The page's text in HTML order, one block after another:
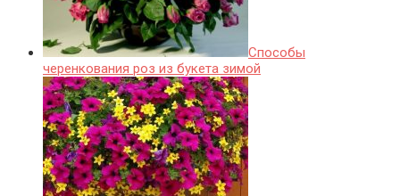
Способы
черенкования роз из букета зимой